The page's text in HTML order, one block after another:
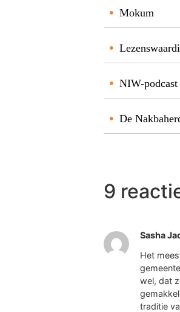
Mokum
NIW-podcast
De
9
Sasha
Het
wel, dat
traditie